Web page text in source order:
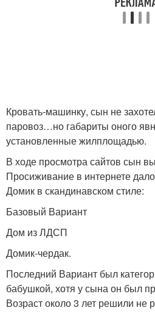
Кровать-машинку, сын не
паровоз…но габариты оного
установленные жилплощадью.
В ходе просмотра сайтов сын
Просиживание в интернете
Домик в скандинавском стиле:
Базовый Вариант
Дом из ЛДСП
Домик-чердак.
Последний Вариант был
бабушкой, хотя у сына он был
Возраст около 3 лет решили не